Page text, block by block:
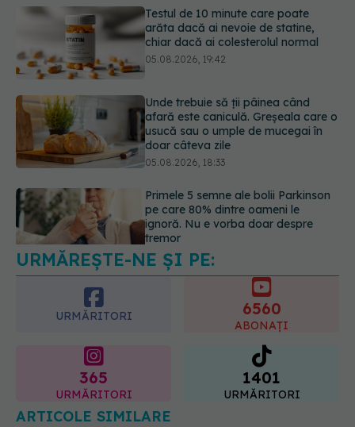
Unde trebuie să ții pâinea când
afară este caniculă. Greșeala care o
usucă sau o umple de mucegai în
doar câteva zile
Primele 5 semne ale bolii Parkinson
pe care 80% dintre oameni le
ignoră. Nu e vorba doar despre
tremor
05.08.2026, 17:31
Gabriela Cristea, manifest pentru
respect și acceptare: Corpul
fiecăruia spune o poveste
05.08.2026, 21:23
URMĂREȘTE-NE ȘI PE:
URMĂRITORI 6560
ABONAȚI
365
URMĂRITORI
1401
URMĂRITORI
ARTICOLE SIMILARE